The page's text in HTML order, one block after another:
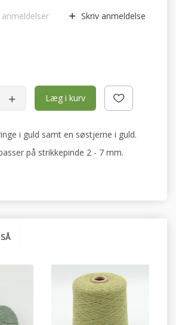
anmeldelser Skriv anmeldelse
Læg i kurv
i guld samt en søstjerne i guld.
på strikkepinde 2 - 7 mm.